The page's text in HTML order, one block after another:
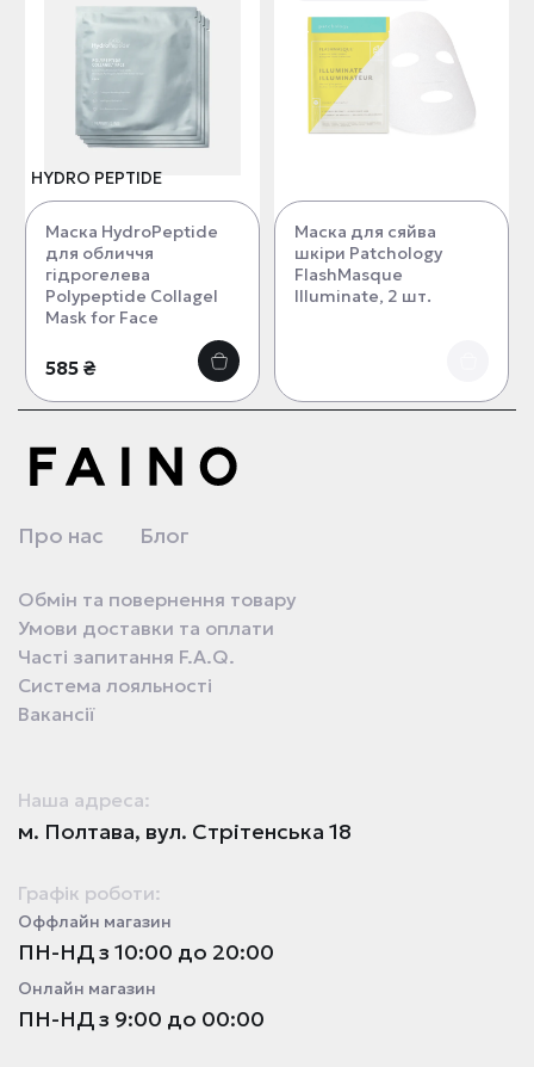
HYDRO PEPTIDE
Маска HydroPeptide
для обличчя
гідрогелева
Polypeptide Collagel
Mask for Face
585 ₴
Маска для сяйва
шкіри Patchology
FlashMasque
Illuminate, 2 шт.
Про нас Блог
Обмін та повернення товару
Умови доставки та оплати
Часті запитання F.A.Q.
Система лояльності
Вакансії
Наша адреса:
м. Полтава, вул. Стрітенська 18
Графік роботи:
Оффлайн магазин
ПН-НД з 10:00 до 20:00
Онлайн магазин
ПН-НД з 9:00 до 00:00